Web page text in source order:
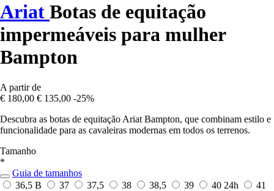
Ariat Botas de equitação
impermeáveis para mulher
Bampton
A partir de
€ 180,00 € 135,00 -25%
Descubra as botas de equitação Ariat Bampton, que combinam estilo e
funcionalidade para as cavaleiras modernas em todos os terrenos.
Tamanho
*
Guia de tamanhos
36,5 B
37 37,5 38 38,5 39 40 24h
41